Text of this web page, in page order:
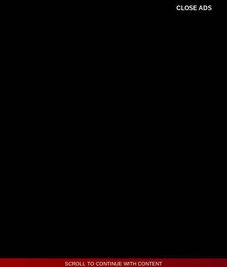
CLOSE ADS
SCROLL TO CONTINUE WITH CONTENT